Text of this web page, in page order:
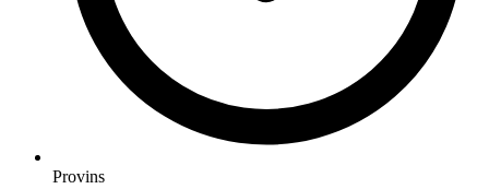
Provins